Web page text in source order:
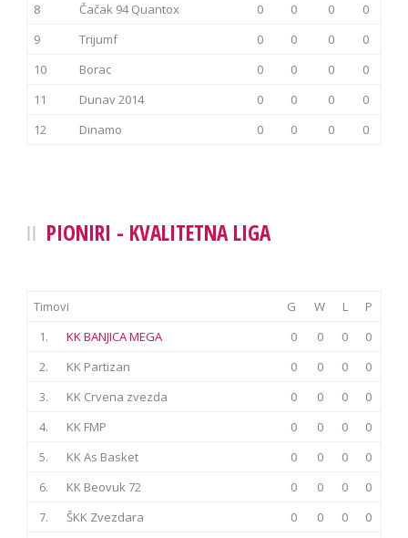
8
Čačak 94 Quantox 0 0 0
0
9
Trijumf 0 0 0
0
10
Borac 0 0 0
0
11
Dunav 2014 0 0 0
0
12
Dinamo 0 0 0 0
PIONIRI - KVALITETNA LIGA
Timovi G W L
P
1.
KK BANJICA MEGA 0 0 0
0
2.
KK Partizan 0 0 0
0
3.
KK Crvena zvezda 0 0 0
0
4.
KK FMP 0 0 0
0
5.
KK As Basket 0 0 0
0
6.
KK Beovuk 72 0 0 0
0
7.
ŠKK Zvezdara 0 0 0
0